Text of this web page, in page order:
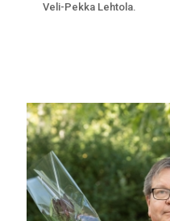
Veli-Pekka Lehtola.